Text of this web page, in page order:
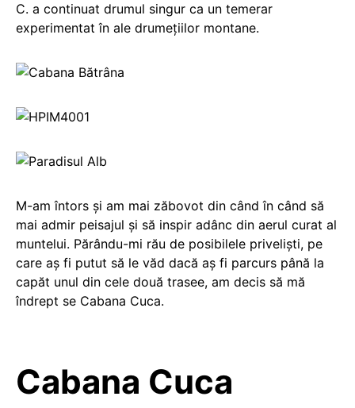
C. a continuat drumul singur ca un temerar
experimentat în ale drumeţiilor montane.
M-am întors şi am mai zăbovot din când în când să
mai admir peisajul şi să inspir adânc din aerul curat al
muntelui. Părându-mi rău de posibilele privelişti, pe
care aş fi putut să le văd dacă aş fi parcurs până la
capăt unul din cele două trasee, am decis să mă
îndrept se Cabana Cuca.
Cabana Cuca